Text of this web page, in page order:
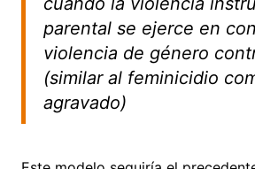
parental se ejerce en
violencia de género
(similar al feminicidio
agravado)